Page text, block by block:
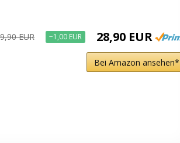
EUR −1,00 EUR 28,90 EUR
Bei Amazon ansehen*